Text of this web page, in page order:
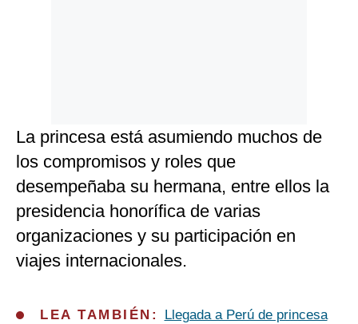
La princesa está asumiendo muchos de
los compromisos y roles que
desempeñaba su hermana, entre ellos la
presidencia honorífica de varias
organizaciones y su participación en
viajes internacionales.
LEA TAMBIÉN:
Llegada a Perú de princesa